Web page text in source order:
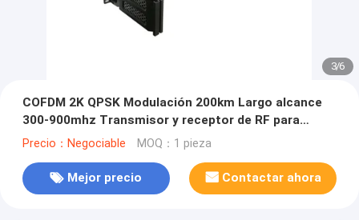
3/6
COFDM 2K QPSK Modulación 200km Largo alcance
300-900mhz Transmisor y receptor de RF para
navegación marítima
Precio：Negociable MOQ：1 pieza
Mejor precio Contactar ahora